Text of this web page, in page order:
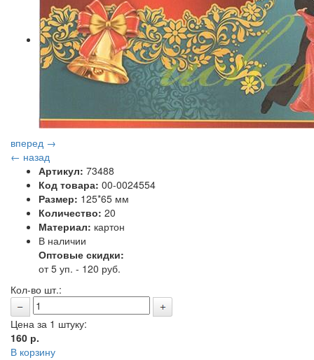
вперед →
← назад
Артикул: 73488
Код товара: 00-0024554
Размер: 125*65 мм
Количество: 20
Материал: картон
В наличии
Оптовые скидки:
от 5 уп. - 120 руб.
Кол-во шт.:
Цена за 1 штуку:
160 р.
В корзину